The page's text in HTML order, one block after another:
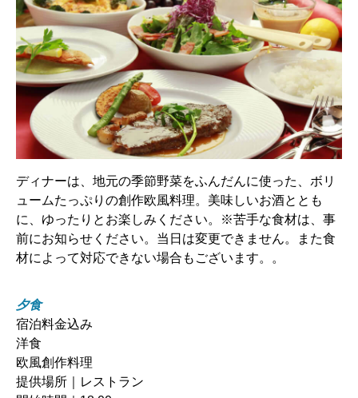
ディナーは、地元の季節野菜をふんだんに使った、ボリ
ュームたっぷりの創作欧風料理。美味しいお酒ととも
に、ゆったりとお楽しみください。※苦手な食材は、事
前にお知らせください。当日は変更できません。また食
材によって対応できない場合もございます。。
夕食
宿泊料金込み
洋食
欧風創作料理
提供場所｜レストラン